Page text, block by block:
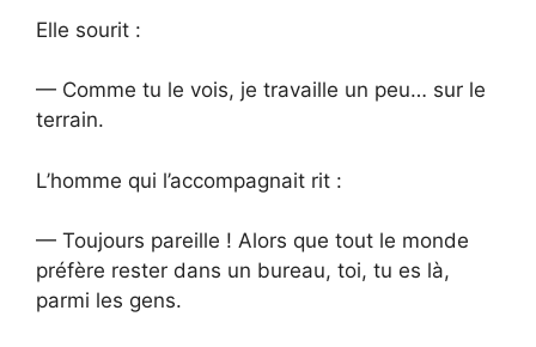
Elle sourit :
— Comme tu le vois, je travaille un peu… sur le
terrain.
L’homme qui l’accompagnait rit :
— Toujours pareille ! Alors que tout le monde
préfère rester dans un bureau, toi, tu es là,
parmi les gens.